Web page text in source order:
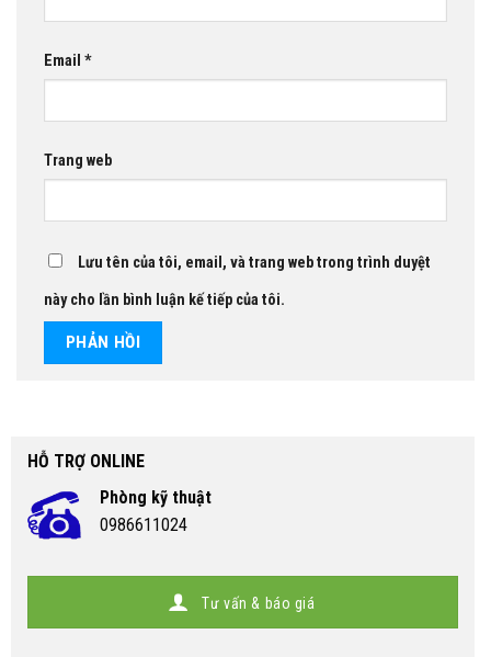
Email *
Trang web
Lưu tên của tôi, email, và trang web trong trình duyệt
này cho lần bình luận kế tiếp của tôi.
HỖ TRỢ ONLINE
Phòng kỹ thuật
0986611024
Tư vấn & báo giá